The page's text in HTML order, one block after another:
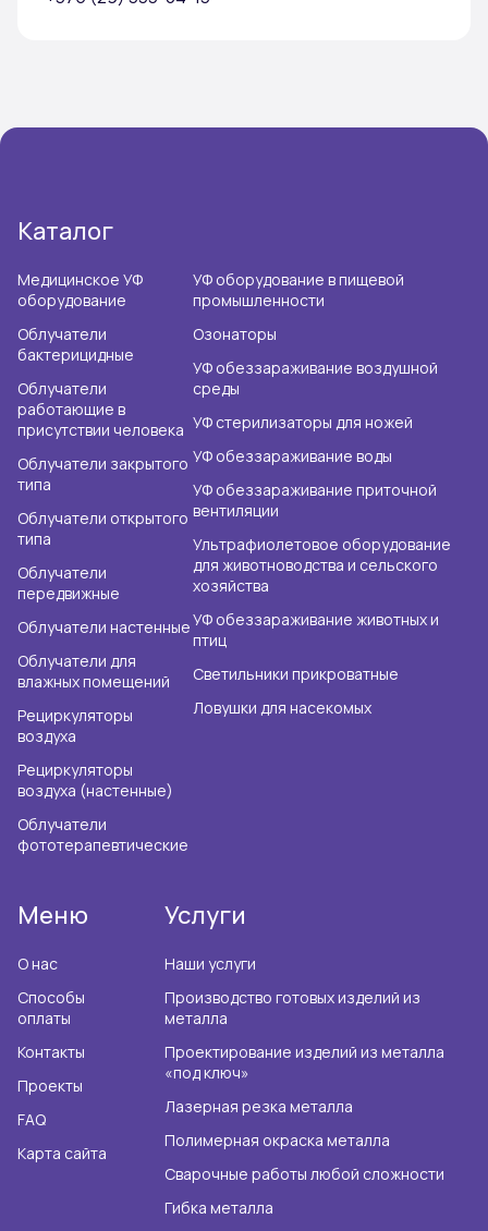
Каталог
Медицинское УФ
оборудование
Облучатели
бактерицидные
Облучатели
работающие в
присутствии человека
Облучатели закрытого
типа
Облучатели открытого
типа
Облучатели
передвижные
Облучатели настенные
Облучатели для
влажных помещений
Рециркуляторы
воздуха
Рециркуляторы
воздуха (настенные)
Облучатели
фототерапевтические
УФ оборудование в пищевой
промышленности
Озонаторы
УФ обеззараживание воздушной
среды
УФ стерилизаторы для ножей
УФ обеззараживание воды
УФ обеззараживание приточной
вентиляции
Ультрафиолетовое оборудование
для животноводства и сельского
хозяйства
УФ обеззараживание животных и
птиц
Светильники прикроватные
Ловушки для насекомых
Меню
О нас
Способы
оплаты
Контакты
Проекты
FAQ
Карта сайта
Услуги
Наши услуги
Производство готовых изделий из
металла
Проектирование изделий из металла
«под ключ»
Лазерная резка металла
Полимерная окраска металла
Сварочные работы любой сложности
Гибка металла